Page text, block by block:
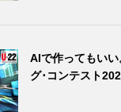
AIで作ってもい
グ･コンテスト